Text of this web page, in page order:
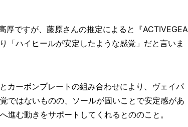
厚ですが、藤原さんの推定によると『ACTIVEGEA
「ハイヒールが安定したような感覚」だと言いま
カーボンプレートの組み合わせにより、ヴェイパ
ではないものの、ソールが固いことで安定感があ
進む動きをサポートしてくれるとののこと。